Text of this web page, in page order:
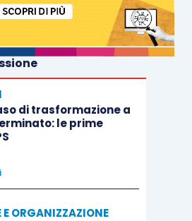
di trasformazione a
le prime
E ORGANIZZAZIONE